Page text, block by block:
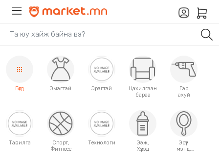
Бүгд Эмэгтэй Эрэгтэй
Цахилгаан
бараа
Гэр
ахуй
Тавилга
Спорт,
Фитнесс
Технологи
Ээж,
Хүүхэд
Эрүүл
мэнд,